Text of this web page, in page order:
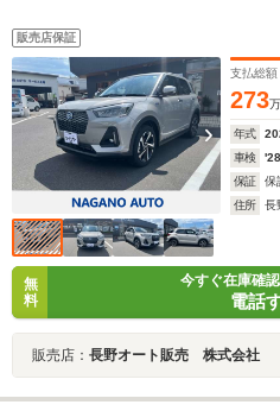
販売店保証
支払総額
273
年式
車検
保証
保
住所
長
無
料
今すぐ在庫確
電話
販売店： 長野オート販売 株式会社